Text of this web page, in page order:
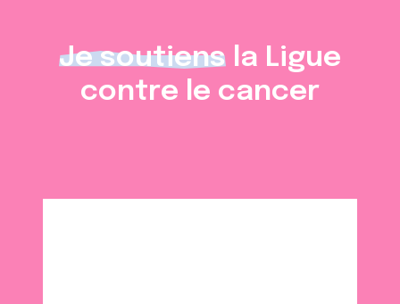
Je soutiens la Ligue
contre le cancer